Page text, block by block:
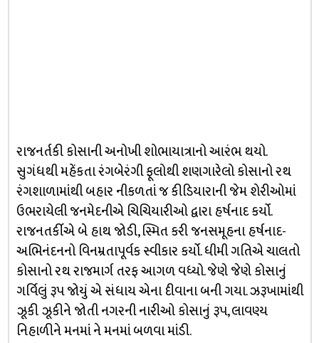
રાજનર્તકી કોસાની અનોખી શોભાયાત્રાનો આરંભ થયો.
સુગંધથી મહેંકતા રંગબેરંગી ફૂલોથી શણગારેલો કોસાનો રથ
રંગશાળામાંથી બહાર નીકળતાં જ કીડિયારાની જેમ શેરીઓમાં
ઉભરાયેલી જનમેદનીએ ચિચિયારીઓ દ્વારા હર્ષનાદ કર્યો.
રાજનતર્કીએ બે હાથ જોડી, સ્મિત કરી જનસમૂહના હર્ષનાદ-
અભિનંદનનો વિનમ્રતાપૂર્વક સ્વીકાર કર્યો. ધીમી ગતિએ ચાલતો
કોસાનો રથ રાજમાર્ગ તરફ આગળ વધ્યો. જેણે જેણે કોસાનું
ગર્વિલું રૂપ જોયું એ સંધાય એના દીવાના બની ગયા. ઝરૂખામાંથી
ઝૂકી ઝૂકીને જોતી નગરની નારીઓ કોસાનું રૂપ, લાવણ્ય
નિહાળીને મનમાં ને મનમાં બળવા માંડી.